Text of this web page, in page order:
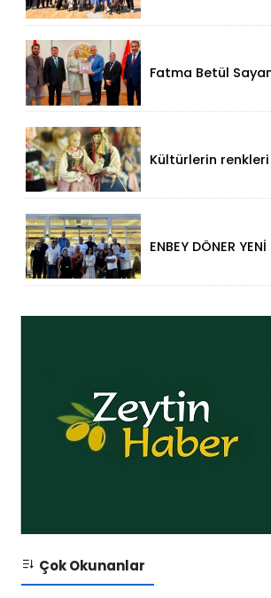
Fatma Betül
Kültürlerin
ENBEY DÖNER
Çok Okunanlar